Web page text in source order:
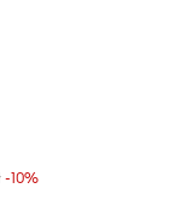
-10%